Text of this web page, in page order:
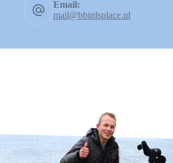
Email:
mail@bbirdsplace.nl